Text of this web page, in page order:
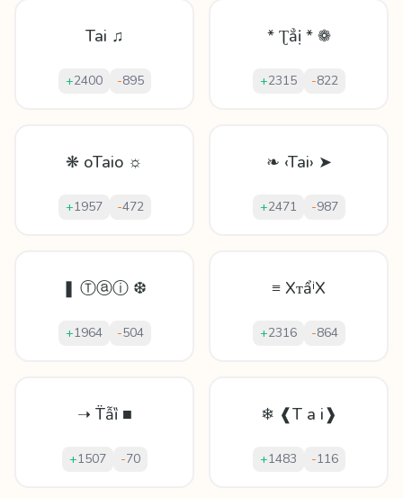
Tai ♫
+2400 -895
* Ʈẳị * ❁
+2315 -822
❋ oTaio ☼
+1957 -472
❧ ‹Tai› ➤
+2471 -987
❚ Ⓣⓐⓘ ❆
+1964 -504
≡ XᴛẩⁱX
+2316 -864
➝ T̈ẫȉ ■
+1507 -70
❄ ❰T a i❱
+1483 -116